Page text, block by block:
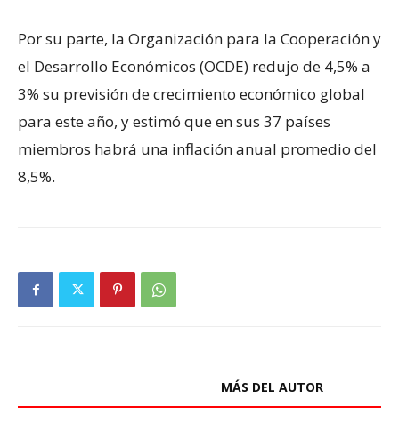
Por su parte, la Organización para la Cooperación y
el Desarrollo Económicos (OCDE) redujo de 4,5% a
3% su previsión de crecimiento económico global
para este año, y estimó que en sus 37 países
miembros habrá una inflación anual promedio del
8,5%.
MÁS DEL AUTOR